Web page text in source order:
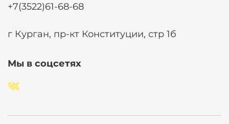
+7(3522)61-68-68
г Курган, пр-кт Конституции, стр 1б
Мы в соцсетях